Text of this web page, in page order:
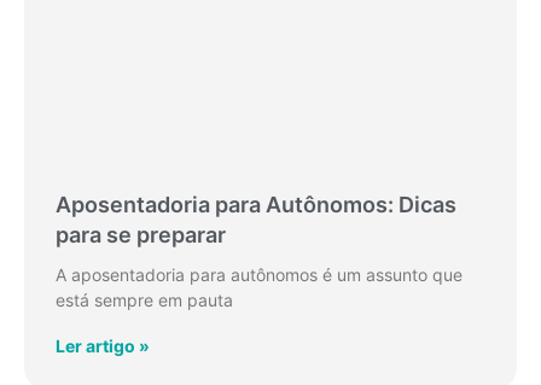
Aposentadoria para Autônomos: Dicas
para se preparar
A aposentadoria para autônomos é um assunto que
está sempre em pauta
Ler artigo »